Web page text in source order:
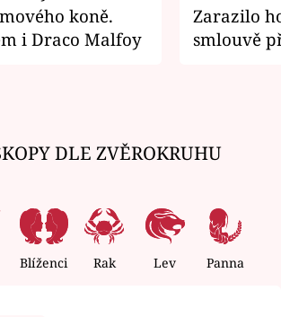
koně.
i Draco Malfoy
Zarazilo
smlouvě
DLE ZVĚROKRUHU
Blíženci Rak Lev Panna